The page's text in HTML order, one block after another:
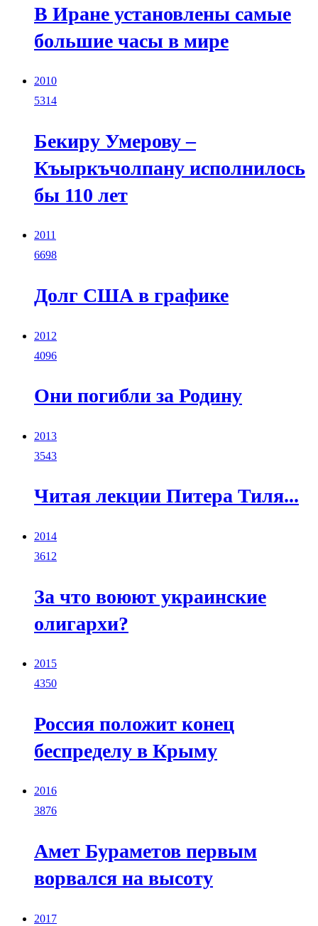
В Иране установлены самые
большие часы в мире
2010
5314
Бекиру Умерову –
Къыркъчолпану исполнилось
бы 110 лет
2011
6698
Долг США в графике
2012
4096
Они погибли за Родину
2013
3543
Читая лекции Питера Тиля...
2014
3612
За что воюют украинские
олигархи?
2015
4350
Россия положит конец
беcпределу в Крыму
2016
3876
Амет Бураметов первым
ворвался на высоту
2017